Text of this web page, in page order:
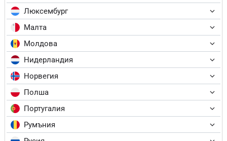
Люксембург
Малта
Молдова
Нидерландия
Норвегия
Полша
Португалия
Румъния